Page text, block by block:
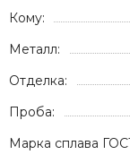
Кому:
Металл:
Отделка:
Проба:
Марка сплава